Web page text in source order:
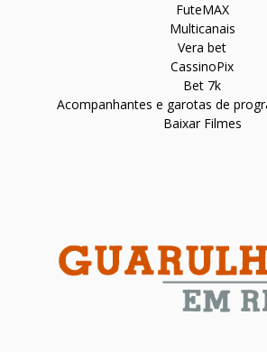
FuteMAX
Multicanais
Vera bet
CassinoPix
Bet 7k
Acompanhantes e garotas de
Baixar Filmes